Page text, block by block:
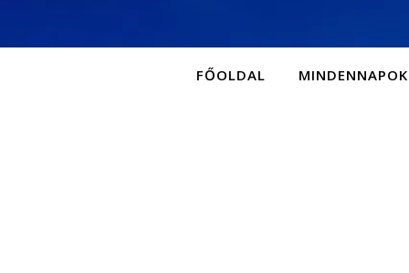
FŐOLDAL MINDENNAPOK